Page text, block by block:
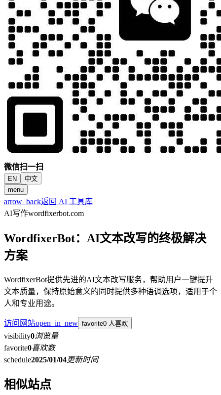
微信扫一扫
EN
中文
menu
arrow_back返回 AI 工具库
AI写作wordfixerbot.com
WordfixerBot：AI文本改写的终极解决
方案
WordfixerBot提供先进的AI文本改写服务，帮助用户一键提升
文本质量，保持原始意义的同时提供多种语调选项，适用于个
人和专业用途。
访问网站open_in_new favorite0 人喜欢
visibility0浏览量
favorite0喜欢数
schedule2025/01/04更新时间
相似站点